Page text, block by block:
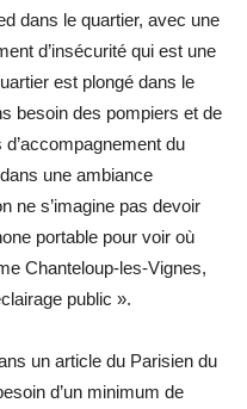
dans le quartier, avec une
d’insécurité qui est une
est plongé dans le
besoin des pompiers et de
du
une ambiance
ne s’imagine pas devoir
portable pour voir où
Chanteloup-les-Vignes,
public ».
un article du Parisien du
d’un minimum de